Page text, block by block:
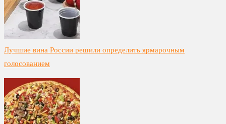
Лучшие вина России решили определить ярмарочным
голосованием